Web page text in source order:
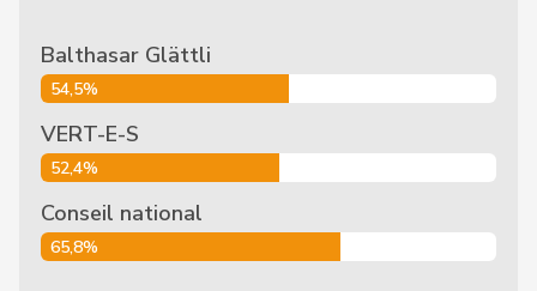
Balthasar Glättli
54,5%
VERT-E-S
52,4%
Conseil national
65,8%